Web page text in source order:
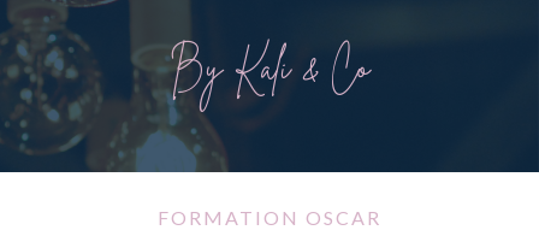
By Kali & Co
FORMATION OSCAR